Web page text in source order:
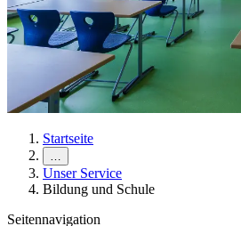
Startseite
…
Unser Service
Bildung und Schule
Seitennavigation